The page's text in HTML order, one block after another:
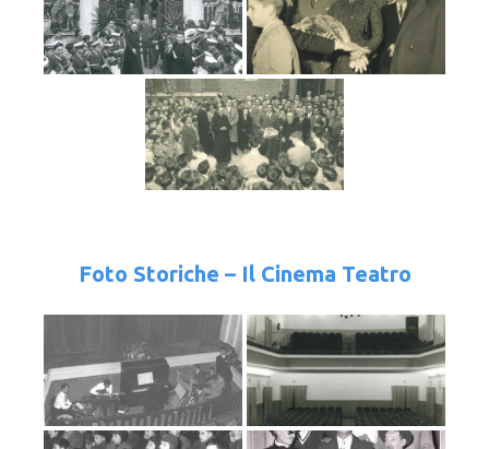
Foto Storiche – Il Cinema Teatro